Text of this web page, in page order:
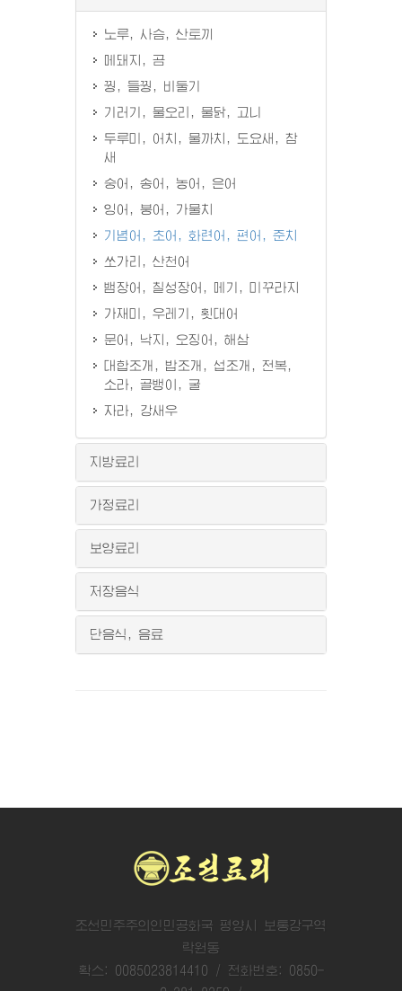
노루, 사슴, 산토끼
메돼지, 곰
꿩, 들꿩, 비둘기
기러기, 물오리, 물닭, 고니
두루미, 어치, 물까치, 도요새, 참
새
숭어, 송어, 농어, 은어
잉어, 붕어, 가물치
기념어, 초어, 화련어, 편어, 준치
쏘가리, 산천어
뱀장어, 칠성장어, 메기, 미꾸라지
가재미, 우레기, 횟대어
문어, 낙지, 오징어, 해삼
대합조개, 밥조개, 섭조개, 전복,
소라, 골뱅이, 굴
자라, 강새우
지방료리
가정료리
보양료리
저장음식
단음식, 음료
조선민주주의인민공화국 평양시 보통강구역
락원동
확스: 0085023814410 / 전화번호: 0850-